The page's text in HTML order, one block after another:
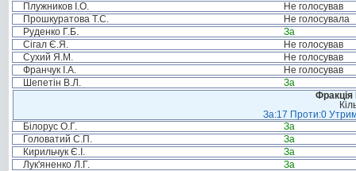
Плужников І.О.
Не голосував
Прошкуратова Т.С.
Не голосувала
Руденко Г.Б.
За
Сігал Є.Я.
Не голосував
Сухий Я.М.
Не голосував
Франчук І.А.
Не голосував
Шепетін В.Л.
За
За:17 Проти:0
Білорус О.Г.
За
Головатий С.П.
За
Кирильчук Є.І.
За
Лук'яненко Л.Г.
За